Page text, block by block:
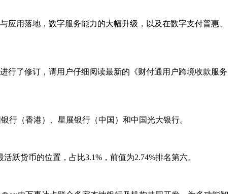
用落地，数字服务能力的大幅升级，以及在数字支付普惠、
行了修订，请用户仔细阅读最新的《财付通用户跨境收款服务
行（香港）、星展银行（中国）和中国光大银行。
跃货币的位置，占比3.1%，前值为2.74%排名第六。